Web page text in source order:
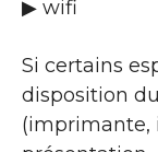
▶ wifi
Si certains
disposition
(imprimante,